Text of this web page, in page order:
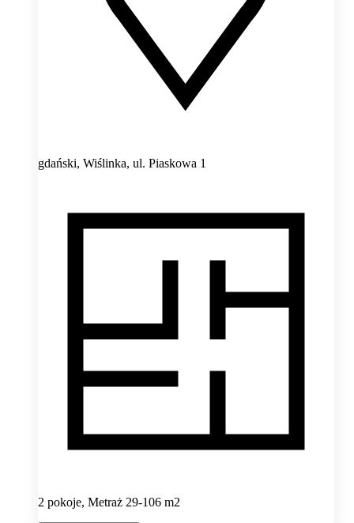
gdański, Wiślinka, ul. Piaskowa 1
2 pokoje, Metraż 29-106 m2